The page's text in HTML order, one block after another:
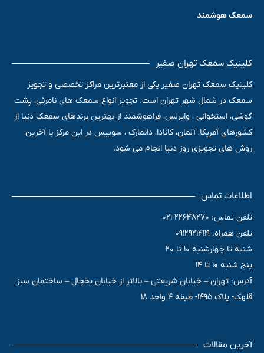
سمعک هوشمند
کلینیک سمعک تهران صفیر
کلینیک سمعک تهران صفیر یکی از معتبرترین مراکز تخصصی و تجویز
سمعک در شمال شهر تهران است. تجویز انواع سمعک های نامرئی، پشت
گوشی، استخوانی ، وایرلس، فراهوشمند از بهترین برندهای سمعک دنیا از
کشورهای آمریکا، آلمان، کانادا، دانمارک ، سوییس در این مرکز با آخرین
روش های تجویزی روز دنیا انجام می شود.
اطلاعات تماس
تلفن تماس: 22648270-021
تلفن همراه: 09129214119
شنبه تا چهارشنبه 10 تا 20
پنج شنبه 10 تا 14
آدرس: تهران – خیابان شریعتی – بالاتر از خیابان یخچال – ساختمان سبز
قلهک- پلاک 1495- طبقه 4 واحد 18
آخرین مقالات